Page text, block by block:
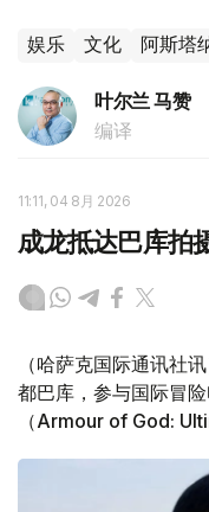
娱乐 文化 阿斯塔
叶尔兰 马赞
编译
11:11, 04 8月 2026
成龙抵达巴库拍
（哈萨克国际通讯社
都巴库，参与国际冒
（Armour of God: